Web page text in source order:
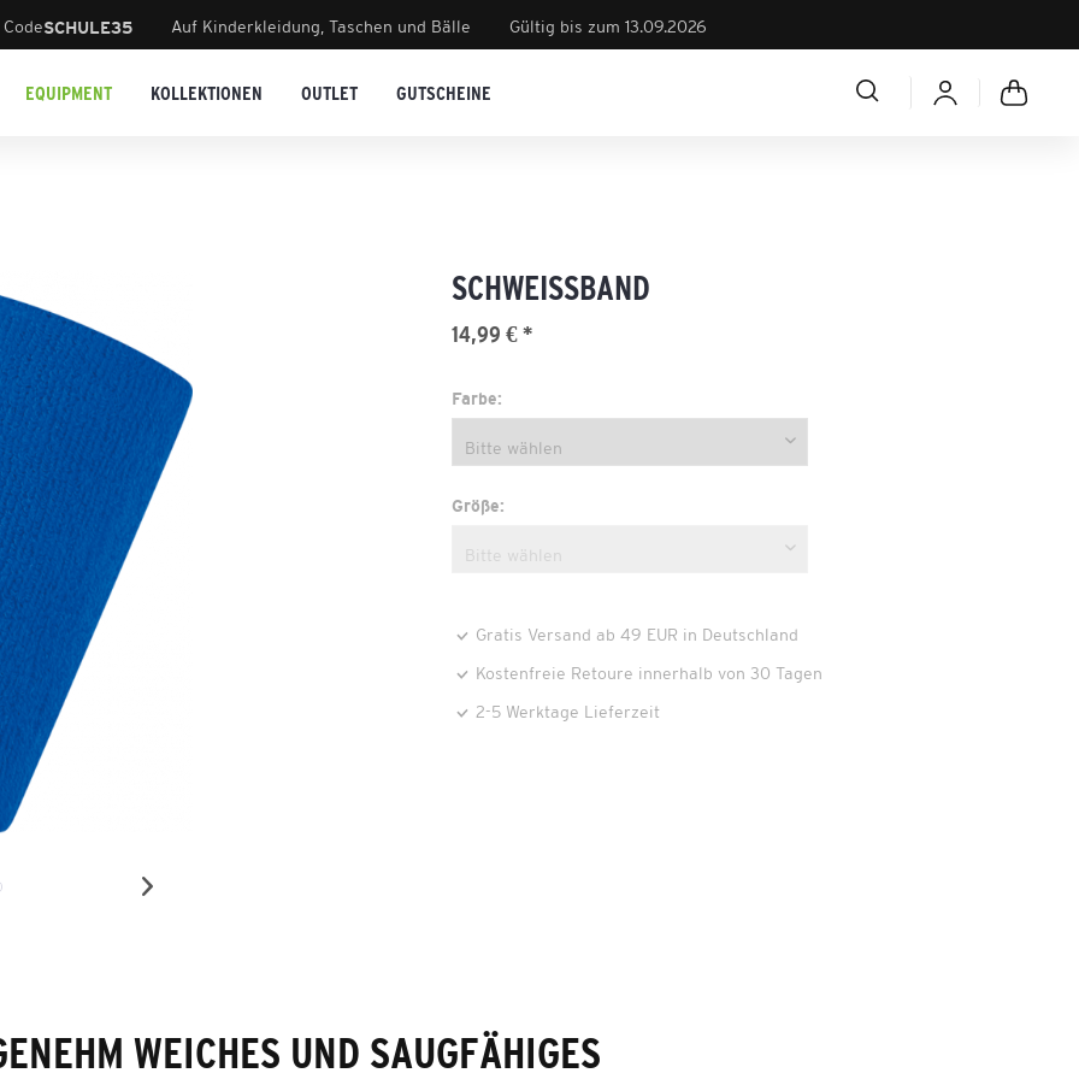
SCHULE35 Auf Kinderkleidung, Taschen und Bälle Gültig bis zum 13.09.2026
EQUIPMENT KOLLEKTIONEN OUTLET GUTSCHEINE
SCHWEISSBAND
14,99 € *
Farbe:
Größe:
Gratis Versand ab 49 EUR in Deutschland
Kostenfreie Retoure innerhalb von 30 Tagen
2-5 Werktage Lieferzeit
WEICHES UND SAUGFÄHIGES